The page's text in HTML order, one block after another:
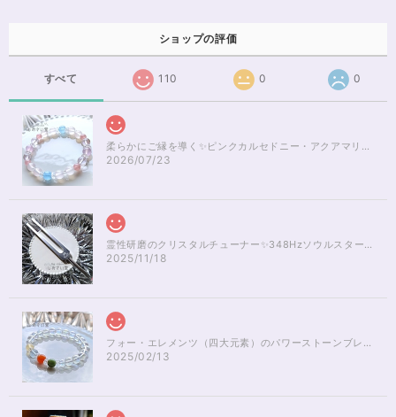
ショップの評価
すべて 110 0 0
柔らかにご縁を導く✨ピンクカルセドニー・アクアマリンブレスレット16cm
2026/07/23
霊性研磨のクリスタルチューナー✨348Hzソウルスターチャクラのヒーリング
2025/11/18
フォー・エレメンツ（四大元素）のパワーストーンブレスレット✨レインボーオーラ16cm
2025/02/13